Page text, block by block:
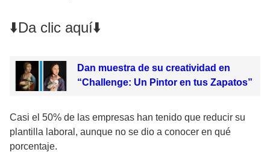
⬇️Da clic aquí⬇️
Dan muestra de su creatividad en
“Challenge: Un Pintor en tus Zapatos”
Casi el 50% de las empresas han tenido que reducir su
plantilla laboral, aunque no se dio a conocer en qué
porcentaje.